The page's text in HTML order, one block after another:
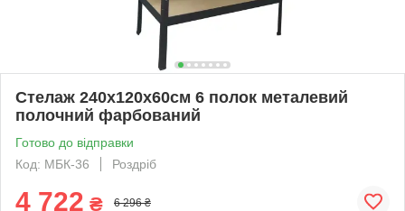
Стелаж 240x120x60см 6 полок металевий
полочний фарбований
Готово до відправки
Код: МБК-36
Роздріб
4 722 ₴ 6 296 ₴